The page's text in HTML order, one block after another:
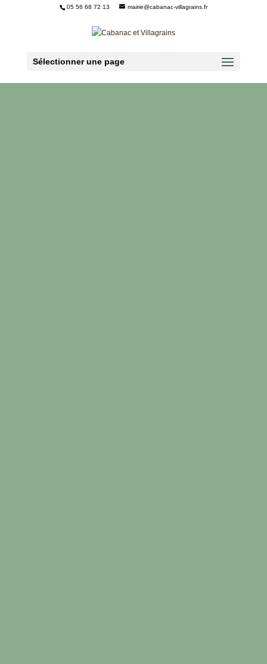
05 56 68 72 13 mairie@cabanac-villagrains.fr
Sélectionner une page